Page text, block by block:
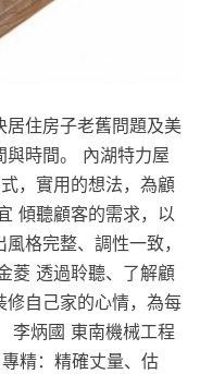
居住房子老舊問題及美
與時間。 內湖特力屋
，實用的想法，為顧
傾聽顧客的需求，以
格完整、調性一致，
菱 透過聆聽、了解顧
修自己家的心情，為每
李炳國 東南機械工程
精：精確丈量、估